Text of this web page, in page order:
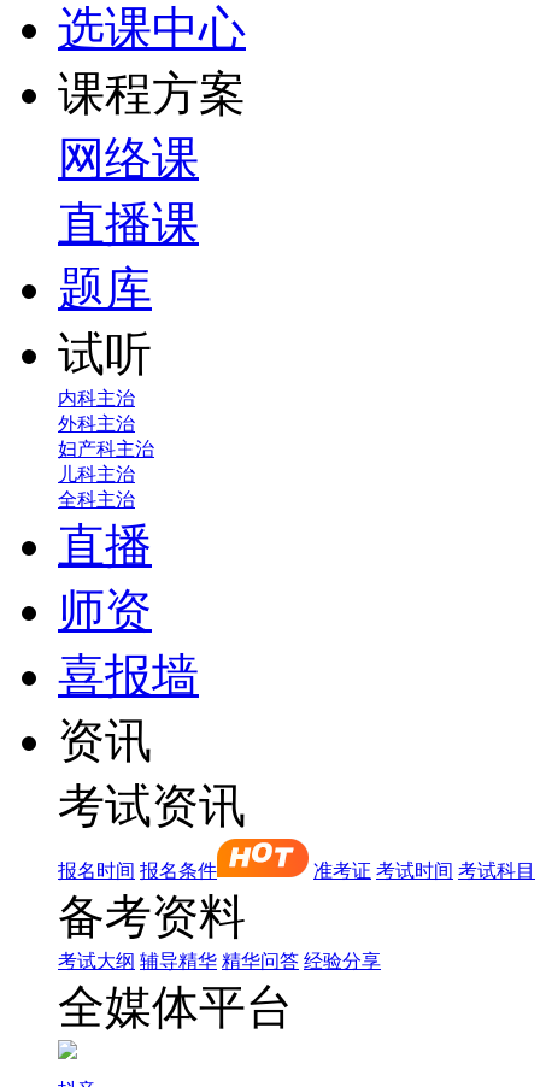
选课中心
课程方案
网络课
直播课
题库
试听
内科主治
外科主治
妇产科主治
儿科主治
全科主治
直播
师资
喜报墙
资讯
考试资讯
报名时间 报名条件 准考证 考试时间 考试科目
备考资料
考试大纲 辅导精华 精华问答 经验分享
全媒体平台